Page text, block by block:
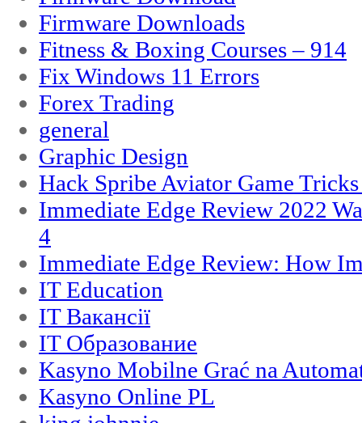
Firmware Downloads
Fitness & Boxing Courses – 914
Fix Windows 11 Errors
Forex Trading
general
Graphic Design
Hack Spribe Aviator Game
Immediate Edge Review 2022
4
Immediate Edge Review: How
IT Education
IT Вакансії
IT Образование
Kasyno Mobilne Grać na
Kasyno Online PL